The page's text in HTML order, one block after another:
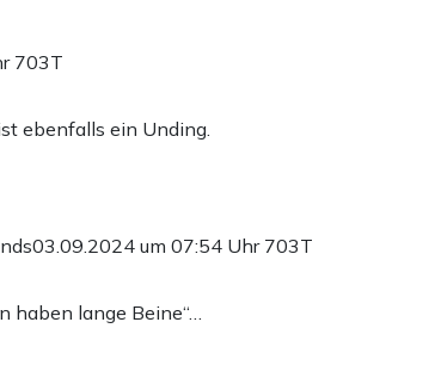
703T
ebenfalls ein Unding.
03.09.2024 um 07:54 Uhr 703T
haben lange Beine“…